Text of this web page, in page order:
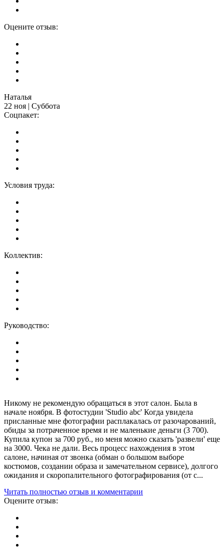
Оцените отзыв:
Наталья
22 ноя | Суббота
Соцпакет:
Условия труда:
Коллектив:
Руководство:
Никому не рекомендую обращаться в этот салон. Была в
начале ноября. В фотостудии 'Studio abc' Когда увидела
присланные мне фотографии расплакалась от разочарований,
обиды за потраченное время и не маленькие деньги (3 700).
Купила купон за 700 руб., но меня можно сказать 'развели' еще
на 3000. Чека не дали. Весь процесс нахождения в этом
салоне, начиная от звонка (обман о большом выборе
костюмов, создании образа и замечательном сервисе), долгого
ожидания и скоропалительного фотографирования (от с...
Читать полностью отзыв и комментарии
Оцените отзыв: